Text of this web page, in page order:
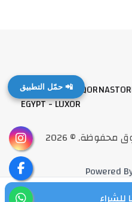
📲 حمّل التطبيق
العنوان:
EGYPT - LUXOR
محفوظة. ©
2026
Powered